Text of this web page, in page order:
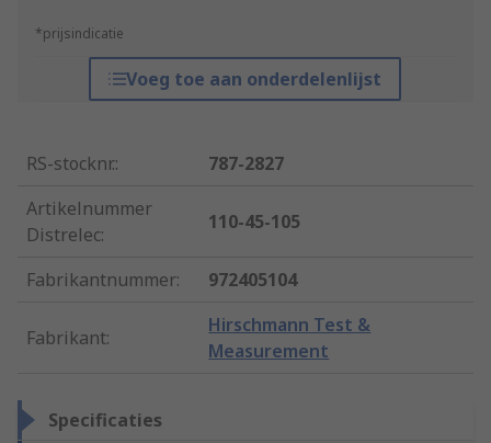
*prijsindicatie
Voeg toe aan onderdelenlijst
RS-stocknr.:
787-2827
Artikelnummer
Distrelec:
110-45-105
Fabrikantnummer: 972405104
Fabrikant:
Hirschmann Test &
Measurement
Specificaties